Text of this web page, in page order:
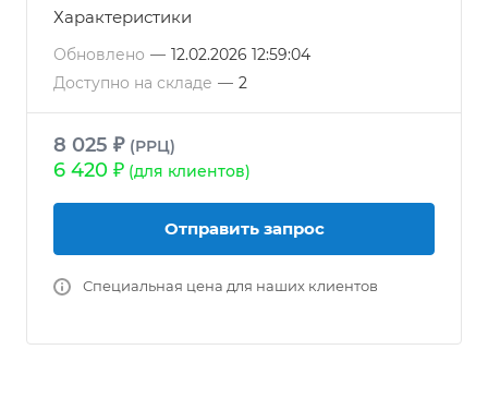
Характеристики
Обновлено — 12.02.2026 12:59:04
Доступно на складе — 2
8 025 ₽ (РРЦ)
6 420 ₽ (для клиентов)
Отправить запрос
Специальная цена для наших клиентов